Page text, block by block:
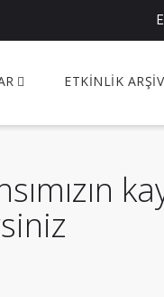
ETKİNLİK